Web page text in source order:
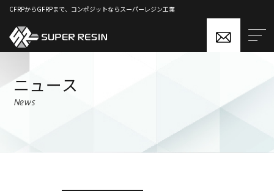
CFRPからGFRPまで、コンポジットならスーパーレジン工業
ニュース
News